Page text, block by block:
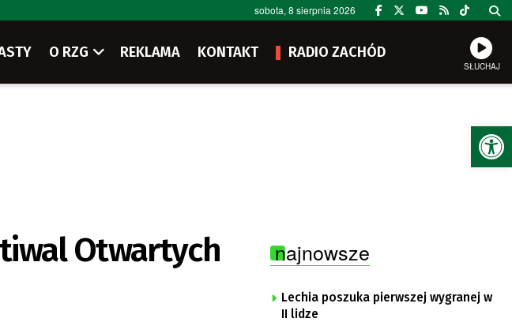
sobota, 8 sierpnia 2026
O RZG REKLAMA KONTAKT RADIO ZACHÓD
SŁUCHAJ
Otwartych
najnowsze
Lechia poszuka pierwszej wygranej w
II lidze